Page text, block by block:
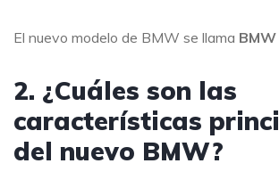
El nuevo modelo de BMW se llama
2. ¿Cuáles son las
características
del nuevo BMW?